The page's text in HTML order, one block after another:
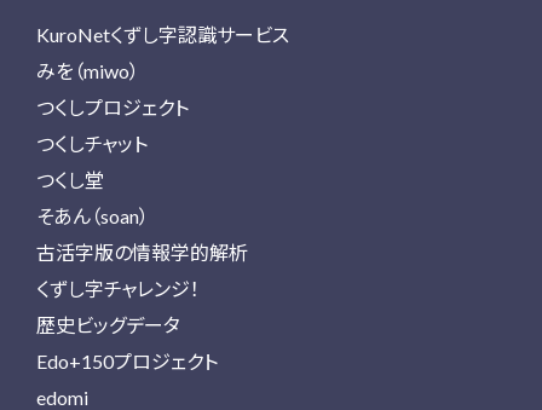
KuroNetくずし字認識サービス
みを（miwo）
つくしプロジェクト
つくしチャット
つくし堂
そあん（soan）
古活字版の情報学的解析
くずし字チャレンジ！
歴史ビッグデータ
Edo+150プロジェクト
edomi